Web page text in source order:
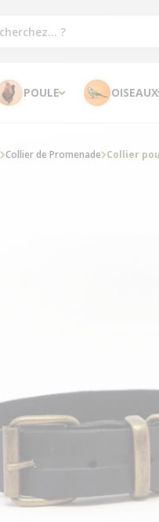
POULE OISEAUX
Collier de Promenade